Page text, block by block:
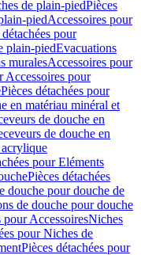
de plain-piedPièces
piedAccessoires pour
pour
plain-piedEvacuations
muralesAccessoires pour
Accessoires pour
Pièces détachées pour
en matériau minéral et
de douche en
de douche en
acrylique
pour Eléments
Pièces détachées
douche pour douche de
de douche pour douche
pour AccessoiresNiches
pour Niches de
Pièces détachées pour